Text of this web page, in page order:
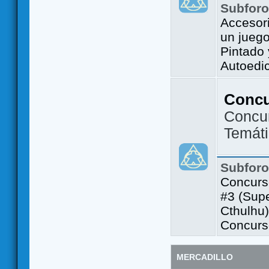
un
Pintado
#3
Cthulhu)
MERCADILLO